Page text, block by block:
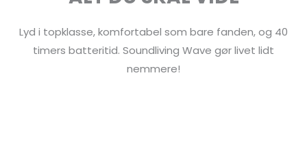
Lyd i topklasse, komfortabel som bare fanden, og 40
timers batteritid. Soundliving Wave gør livet lidt
nemmere!